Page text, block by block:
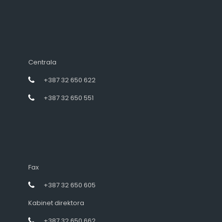
Centrala
+387 32 650 622
+387 32 650 551
Fax
+387 32 650 605
Kabinet direktora